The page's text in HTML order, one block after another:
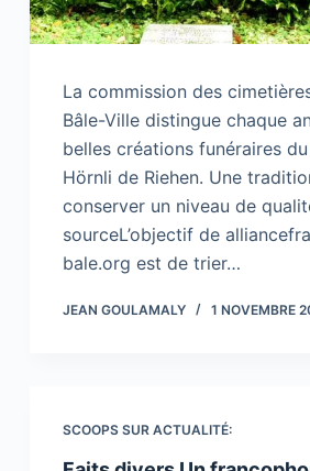
La commission des
Bâle-Ville distingue chaque
belles créations funéraires
Hörnli de Riehen. Une
conserver un niveau de
sourceL’objectif de
bale.org est de trier…
JEAN GOULAMALY 1 NOVEMBRE
SCOOPS SUR ACTUALITÉ: